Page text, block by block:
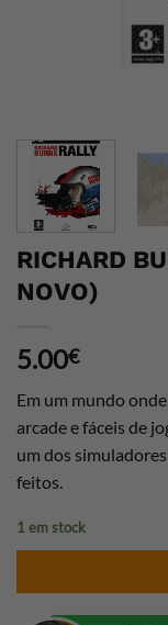
RICHARD
NOVO)
5.00€
Em um mundo
arcade e fáceis de
um dos
feitos.
1 em stock